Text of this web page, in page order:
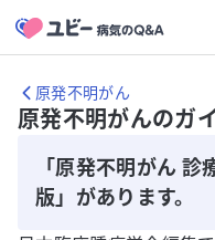
原発不明がん
原発不明がんのガ
「原発不明がん
版」があります。